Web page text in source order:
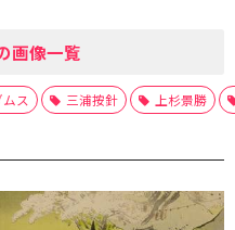
画像一覧
ス 三浦按針 上杉景勝